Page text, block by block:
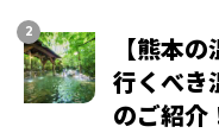
【熊本
行くべき
のご紹介